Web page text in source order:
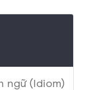
ngữ (Idiom)